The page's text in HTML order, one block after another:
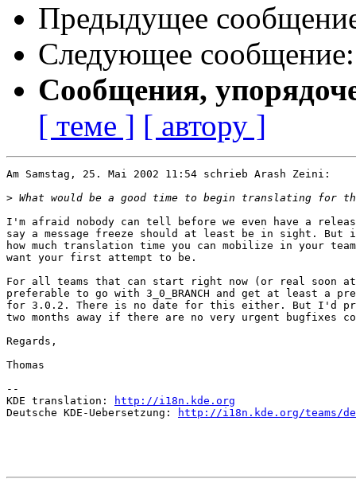
Предыдущее
Следующее
Сообщения,
[ теме ] [ автору ]
Am Samstag, 25. Mai 2002 11:54 schrieb Arash Zeini:
>
I'm afraid nobody can tell before we even have a
say a message freeze should at least be in sight. But
how much translation time you can mobilize in your
want your first attempt to be.
For all teams that can start right now (or real soon
preferable to go with 3_0_BRANCH and get at least a
for 3.0.2. There is no date for this either. But I'd
two months away if there are no very urgent bugfixes
Regards,
Thomas
--
KDE translation:
http://i18n.kde.org
Deutsche KDE-Uebersetzung:
http://i18n.kde.org/teams/de